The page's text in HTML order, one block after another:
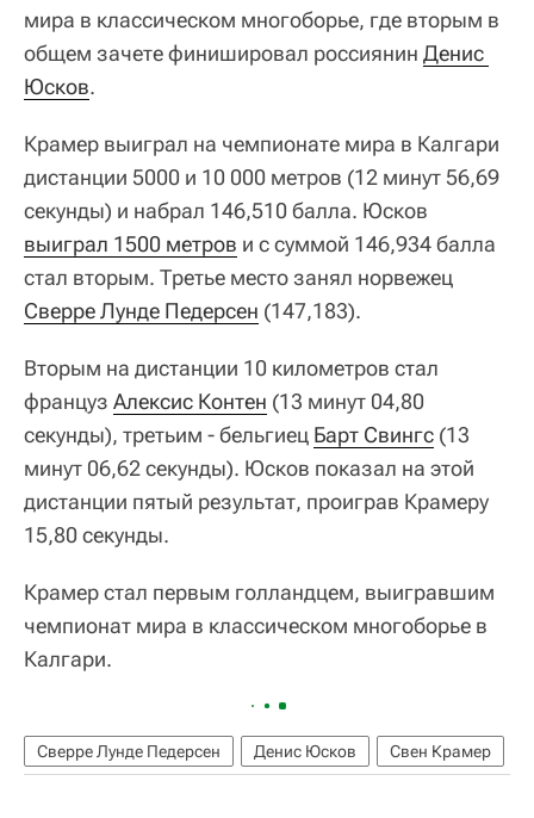
мира в классическом многоборье, где вторым в
общем зачете финишировал россиянин Денис
Юсков.
Крамер выиграл на чемпионате мира в Калгари
дистанции 5000 и 10 000 метров (12 минут 56,69
секунды) и набрал 146,510 балла. Юсков
выиграл 1500 метров и с суммой 146,934 балла
стал вторым. Третье место занял норвежец
Сверре Лунде Педерсен (147,183).
Вторым на дистанции 10 километров стал
француз Алексис Контен (13 минут 04,80
секунды), третьим - бельгиец Барт Свингс (13
минут 06,62 секунды). Юсков показал на этой
дистанции пятый результат, проиграв Крамеру
15,80 секунды.
Крамер стал первым голландцем, выигравшим
чемпионат мира в классическом многоборье в
Калгари.
Сверре Лунде Педерсен Денис Юсков Свен Крамер